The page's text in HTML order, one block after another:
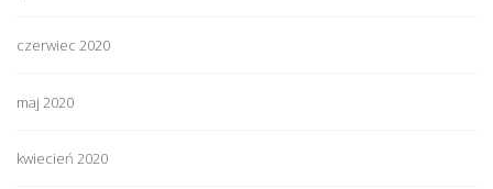
czerwiec 2020
maj 2020
kwiecień 2020